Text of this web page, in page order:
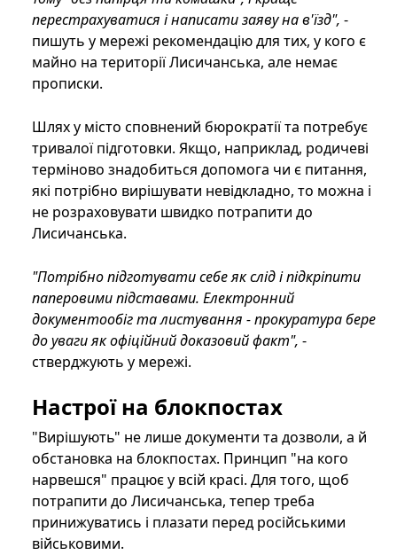
перестрахуватися і написати заяву на в'їзд", -
пишуть у мережі рекомендацію для тих, у кого є
майно на території Лисичанська, але немає
прописки.
Шлях у місто сповнений бюрократії та потребує
тривалої підготовки. Якщо, наприклад, родичеві
терміново знадобиться допомога чи є питання,
які потрібно вирішувати невідкладно, то можна і
не розраховувати швидко потрапити до
Лисичанська.
"Потрібно підготувати себе як слід і підкріпити
паперовими підставами. Електронний
документообіг та листування - прокуратура бере
до уваги як офіційний доказовий факт", -
стверджують у мережі.
Настрої на блокпостах
"Вирішують" не лише документи та дозволи, а й
обстановка на блокпостах. Принцип "на кого
нарвешся" працює у всій красі. Для того, щоб
потрапити до Лисичанська, тепер треба
принижуватись і плазати перед російськими
військовими.